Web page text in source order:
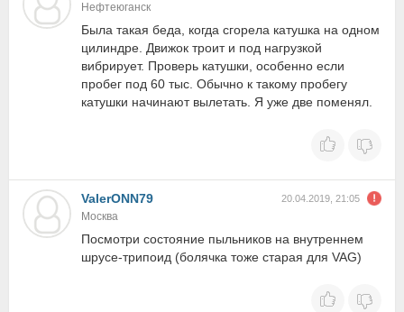
Нефтеюганск
Была такая беда, когда сгорела катушка на одном
цилиндре. Движок троит и под нагрузкой
вибрирует. Проверь катушки, особенно если
пробег под 60 тыс. Обычно к такому пробегу
катушки начинают вылетать. Я уже две поменял.
ValerONN79 20.04.2019, 21:05
Москва
Посмотри состояние пыльников на внутреннем
шрусе-трипоид (болячка тоже старая для VAG)